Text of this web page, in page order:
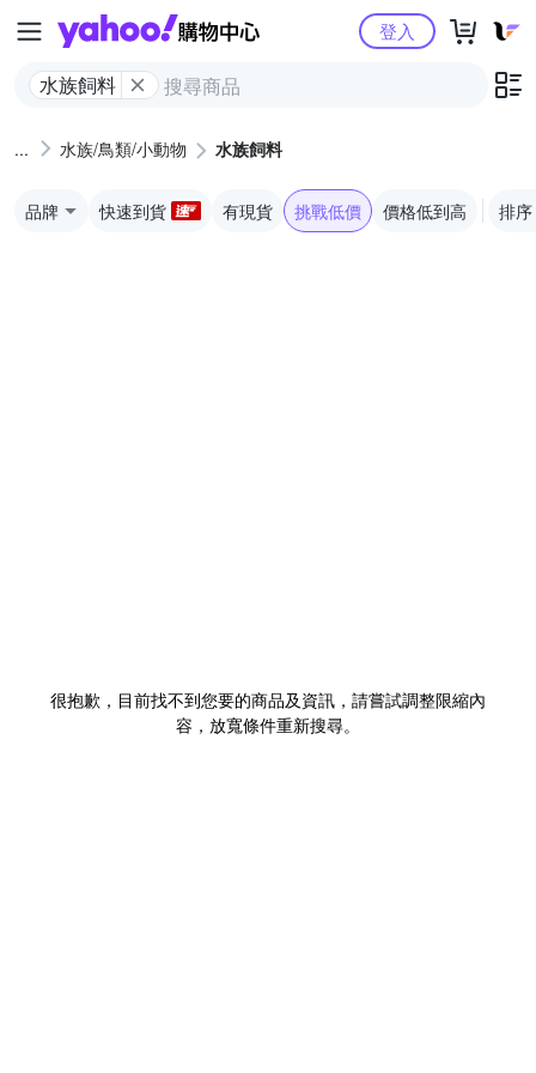
Yahoo購物中心
水族飼料
登入
水族/鳥類/小動物 水族飼料
品牌 快速到貨 有現貨 挑戰低價 價格低到高 排序
很抱歉，目前找不到您要的商品及資訊，請嘗試調整限縮內
容，放寬條件重新搜尋。